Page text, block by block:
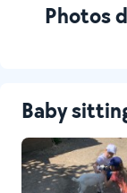
Photos
Baby